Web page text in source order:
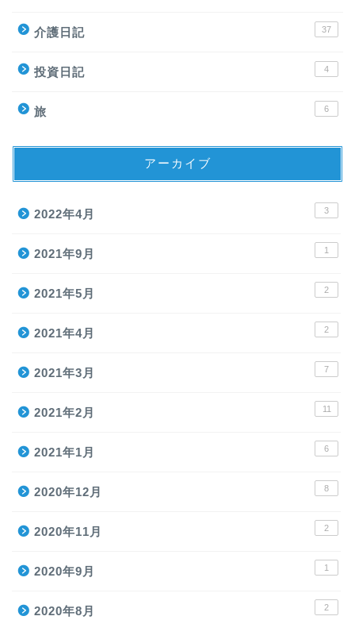
介護日記 37
投資日記 4
旅 6
アーカイブ
2022年4月 3
2021年9月 1
2021年5月 2
2021年4月 2
2021年3月 7
2021年2月 11
2021年1月 6
2020年12月 8
2020年11月 2
2020年9月 1
2020年8月 2